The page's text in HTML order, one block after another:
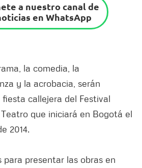
a nuestro canal de
en WhatsApp
la comedia, la
y la acrobacia, serán
callejera del Festival
que iniciará en Bogotá el
2014.
para presentar las obras en